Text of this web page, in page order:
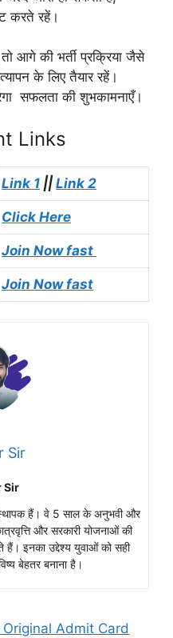
करते रहें।
आगे की भर्ती प्रक्रिया जैसे
के लिए तैयार रहें।
सफलता की शुभकामनाएँ।
Links
Link 1 || Link 2
Click Here
Join Now fast
Join Now fast
Sir
Sir
हैं। वे 5 साल के अनुभवी और
और सरकारी योजनाओं की
हैं। इनका उद्देश्य युवाओं को सही
बेहतर बनाना है।
Admit Card